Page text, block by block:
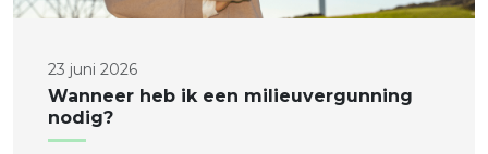
23 juni 2026
Wanneer heb ik een milieuvergunning
nodig?